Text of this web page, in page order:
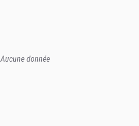
Aucune donnée